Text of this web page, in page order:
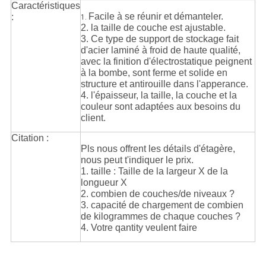
Caractéristiques
:
1. Facile à se réunir et démanteler.
2. la taille de couche est ajustable.
3. Ce type de support de stockage fait
d'acier laminé à froid de haute qualité,
avec la finition d'électrostatique peignent
à la bombe, sont ferme et solide en
structure et antirouille dans l'apperance.
4. l'épaisseur, la taille, la couche et la
couleur sont adaptées aux besoins du
client.
Citation :
Pls nous offrent les détails d'étagère,
nous peut t'indiquer le prix.
1. taille : Taille de la largeur X de la
longueur X
2. combien de couches/de niveaux ?
3. capacité de chargement de combien
de kilogrammes de chaque couches ?
4. Votre qantity veulent faire